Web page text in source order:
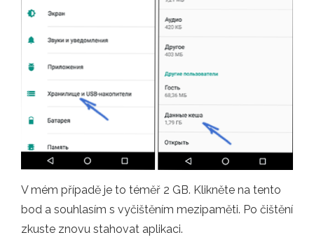
V mém případě je to téměř 2 GB. Klikněte na tento
bod a souhlasím s vyčištěním mezipaměti. Po čištění
zkuste znovu stahovat aplikaci.